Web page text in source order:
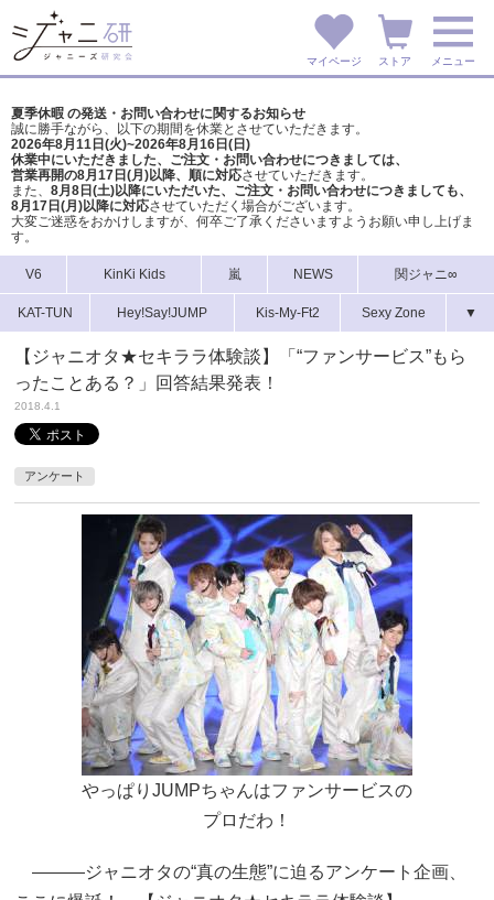
マイページ ストア メニュー
夏季休暇 の発送・お問い合わせに関するお知らせ
誠に勝手ながら、以下の期間を休業とさせていただきます。
2026年8月11日(火)~2026年8月16日(日)
休業中にいただきました、ご注文・お問い合わせにつきましては、
営業再開の8月17日(月)以降、順に対応させていただきます。
また、 8月8日(土)以降にいただいた、ご注文・ お問い合わせにつきましても、
8月17日(月)以降に対応させていただく場合がございます。
大変ご迷惑をおかけしますが、 何卒ご了承くださいますようお願い申し上げま
す。
V6 KinKi Kids 嵐 NEWS 関ジャニ∞
KAT-TUN Hey!Say!JUMP Kis-My-Ft2 Sexy Zone ▼
【ジャニオタ★セキララ体験談】「“ファンサービス”もら
ったことある？」回答結果発表！
2018.4.1
アンケート
やっぱりJUMPちゃんはファンサービスの
プロだわ！
―――ジャニオタの“真の生態”に迫るアンケート企画、